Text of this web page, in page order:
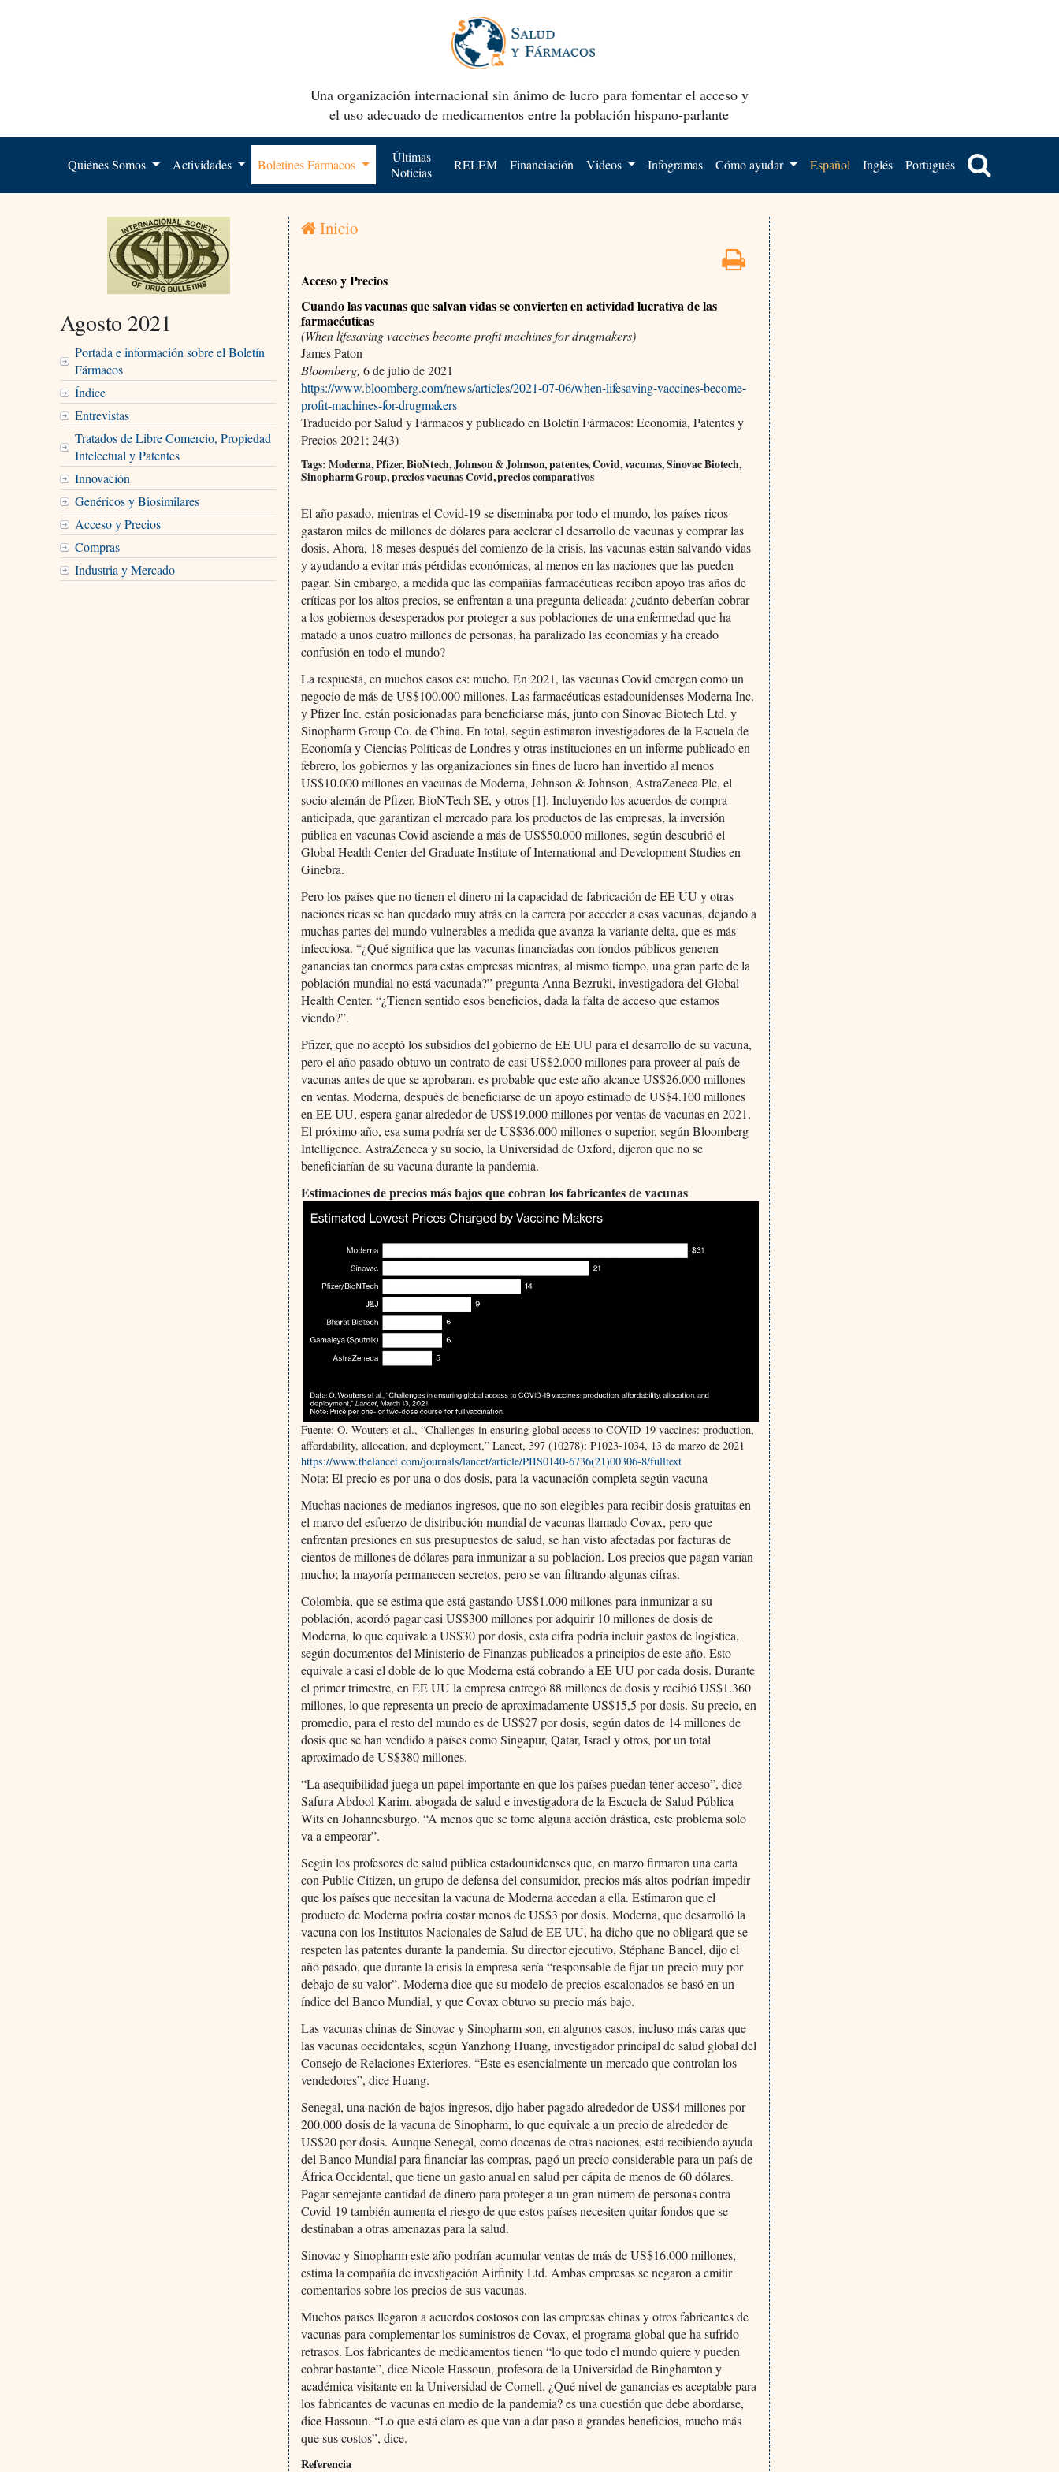
Una organización internacional sin ánimo de lucro para fomentar el acceso y
el uso adecuado de medicamentos entre la población hispano-parlante
Quiénes Somos Actividades Boletines Fármacos
Últimas
Noticias
RELEM Financiación Videos Infogramas Cómo ayudar Español Inglés Portugués
Agosto 2021
Portada e información sobre el Boletín
Fármacos
Índice
Entrevistas
Tratados de Libre Comercio, Propiedad
Intelectual y Patentes
Innovación
Genéricos y Biosimilares
Acceso y Precios
Compras
Industria y Mercado
Inicio
Acceso y Precios
Cuando las vacunas que salvan vidas se convierten en actividad lucrativa de las
farmacéuticas
(When lifesaving vaccines become profit machines for drugmakers)
James Paton
Bloomberg, 6 de julio de 2021
https://www.bloomberg.com/news/articles/2021-07-06/when-lifesaving-vaccines-become-
profit-machines-for-drugmakers
Traducido por Salud y Fármacos y publicado en Boletín Fármacos: Economía, Patentes y
Precios 2021; 24(3)
Tags: Moderna, Pfizer, BioNtech, Johnson & Johnson, patentes, Covid, vacunas, Sinovac Biotech,
Sinopharm Group, precios vacunas Covid, precios comparativos
El año pasado, mientras el Covid-19 se diseminaba por todo el mundo, los países ricos
gastaron miles de millones de dólares para acelerar el desarrollo de vacunas y comprar las
dosis. Ahora, 18 meses después del comienzo de la crisis, las vacunas están salvando vidas
y ayudando a evitar más pérdidas económicas, al menos en las naciones que las pueden
pagar. Sin embargo, a medida que las compañías farmacéuticas reciben apoyo tras años de
críticas por los altos precios, se enfrentan a una pregunta delicada: ¿cuánto deberían cobrar
a los gobiernos desesperados por proteger a sus poblaciones de una enfermedad que ha
matado a unos cuatro millones de personas, ha paralizado las economías y ha creado
confusión en todo el mundo?
La respuesta, en muchos casos es: mucho. En 2021, las vacunas Covid emergen como un
negocio de más de US$100.000 millones. Las farmacéuticas estadounidenses Moderna Inc.
y Pfizer Inc. están posicionadas para beneficiarse más, junto con Sinovac Biotech Ltd. y
Sinopharm Group Co. de China. En total, según estimaron investigadores de la Escuela de
Economía y Ciencias Políticas de Londres y otras instituciones en un informe publicado en
febrero, los gobiernos y las organizaciones sin fines de lucro han invertido al menos
US$10.000 millones en vacunas de Moderna, Johnson & Johnson, AstraZeneca Plc, el
socio alemán de Pfizer, BioNTech SE, y otros [1]. Incluyendo los acuerdos de compra
anticipada, que garantizan el mercado para los productos de las empresas, la inversión
pública en vacunas Covid asciende a más de US$50.000 millones, según descubrió el
Global Health Center del Graduate Institute of International and Development Studies en
Ginebra.
Pero los países que no tienen el dinero ni la capacidad de fabricación de EE UU y otras
naciones ricas se han quedado muy atrás en la carrera por acceder a esas vacunas, dejando a
muchas partes del mundo vulnerables a medida que avanza la variante delta, que es más
infecciosa. “¿Qué significa que las vacunas financiadas con fondos públicos generen
ganancias tan enormes para estas empresas mientras, al mismo tiempo, una gran parte de la
población mundial no está vacunada?” pregunta Anna Bezruki, investigadora del Global
Health Center. “¿Tienen sentido esos beneficios, dada la falta de acceso que estamos
viendo?”.
Pfizer, que no aceptó los subsidios del gobierno de EE UU para el desarrollo de su vacuna,
pero el año pasado obtuvo un contrato de casi US$2.000 millones para proveer al país de
vacunas antes de que se aprobaran, es probable que este año alcance US$26.000 millones
en ventas. Moderna, después de beneficiarse de un apoyo estimado de US$4.100 millones
en EE UU, espera ganar alrededor de US$19.000 millones por ventas de vacunas en 2021.
El próximo año, esa suma podría ser de US$36.000 millones o superior, según Bloomberg
Intelligence. AstraZeneca y su socio, la Universidad de Oxford, dijeron que no se
beneficiarían de su vacuna durante la pandemia.
Estimaciones de precios más bajos que cobran los fabricantes de vacunas
Fuente: O. Wouters et al., “Challenges in ensuring global access to COVID-19 vaccines: production,
affordability, allocation, and deployment,” Lancet, 397 (10278): P1023-1034, 13 de marzo de 2021
https://www.thelancet.com/journals/lancet/article/PIIS0140-6736(21)00306-8/fulltext
Nota: El precio es por una o dos dosis, para la vacunación completa según vacuna
Muchas naciones de medianos ingresos, que no son elegibles para recibir dosis gratuitas en
el marco del esfuerzo de distribución mundial de vacunas llamado Covax, pero que
enfrentan presiones en sus presupuestos de salud, se han visto afectadas por facturas de
cientos de millones de dólares para inmunizar a su población. Los precios que pagan varían
mucho; la mayoría permanecen secretos, pero se van filtrando algunas cifras.
Colombia, que se estima que está gastando US$1.000 millones para inmunizar a su
población, acordó pagar casi US$300 millones por adquirir 10 millones de dosis de
Moderna, lo que equivale a US$30 por dosis, esta cifra podría incluir gastos de logística,
según documentos del Ministerio de Finanzas publicados a principios de este año. Esto
equivale a casi el doble de lo que Moderna está cobrando a EE UU por cada dosis. Durante
el primer trimestre, en EE UU la empresa entregó 88 millones de dosis y recibió US$1.360
millones, lo que representa un precio de aproximadamente US$15,5 por dosis. Su precio, en
promedio, para el resto del mundo es de US$27 por dosis, según datos de 14 millones de
dosis que se han vendido a países como Singapur, Qatar, Israel y otros, por un total
aproximado de US$380 millones.
“La asequibilidad juega un papel importante en que los países puedan tener acceso”, dice
Safura Abdool Karim, abogada de salud e investigadora de la Escuela de Salud Pública
Wits en Johannesburgo. “A menos que se tome alguna acción drástica, este problema solo
va a empeorar”.
Según los profesores de salud pública estadounidenses que, en marzo firmaron una carta
con Public Citizen, un grupo de defensa del consumidor, precios más altos podrían impedir
que los países que necesitan la vacuna de Moderna accedan a ella. Estimaron que el
producto de Moderna podría costar menos de US$3 por dosis. Moderna, que desarrolló la
vacuna con los Institutos Nacionales de Salud de EE UU, ha dicho que no obligará que se
respeten las patentes durante la pandemia. Su director ejecutivo, Stéphane Bancel, dijo el
año pasado, que durante la crisis la empresa sería “responsable de fijar un precio muy por
debajo de su valor”. Moderna dice que su modelo de precios escalonados se basó en un
índice del Banco Mundial, y que Covax obtuvo su precio más bajo.
Las vacunas chinas de Sinovac y Sinopharm son, en algunos casos, incluso más caras que
las vacunas occidentales, según Yanzhong Huang, investigador principal de salud global del
Consejo de Relaciones Exteriores. “Este es esencialmente un mercado que controlan los
vendedores”, dice Huang.
Senegal, una nación de bajos ingresos, dijo haber pagado alrededor de US$4 millones por
200.000 dosis de la vacuna de Sinopharm, lo que equivale a un precio de alrededor de
US$20 por dosis. Aunque Senegal, como docenas de otras naciones, está recibiendo ayuda
del Banco Mundial para financiar las compras, pagó un precio considerable para un país de
África Occidental, que tiene un gasto anual en salud per cápita de menos de 60 dólares.
Pagar semejante cantidad de dinero para proteger a un gran número de personas contra
Covid-19 también aumenta el riesgo de que estos países necesiten quitar fondos que se
destinaban a otras amenazas para la salud.
Sinovac y Sinopharm este año podrían acumular ventas de más de US$16.000 millones,
estima la compañía de investigación Airfinity Ltd. Ambas empresas se negaron a emitir
comentarios sobre los precios de sus vacunas.
Muchos países llegaron a acuerdos costosos con las empresas chinas y otros fabricantes de
vacunas para complementar los suministros de Covax, el programa global que ha sufrido
retrasos. Los fabricantes de medicamentos tienen “lo que todo el mundo quiere y pueden
cobrar bastante”, dice Nicole Hassoun, profesora de la Universidad de Binghamton y
académica visitante en la Universidad de Cornell. ¿Qué nivel de ganancias es aceptable para
los fabricantes de vacunas en medio de la pandemia? es una cuestión que debe abordarse,
dice Hassoun. “Lo que está claro es que van a dar paso a grandes beneficios, mucho más
que sus costos”, dice.
Referencia